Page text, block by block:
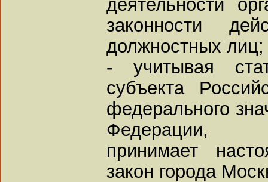
законности
должностных лиц;
- учитывая
субъекта
федерального
Федерации,
принимает
закон города